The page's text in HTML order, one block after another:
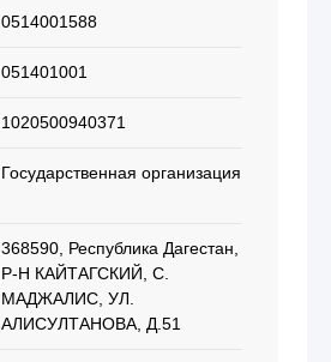
0514001588
051401001
1020500940371
Государственная организация
368590, Республика Дагестан,
Р-Н КАЙТАГСКИЙ, С.
МАДЖАЛИС, УЛ.
АЛИСУЛТАНОВА, Д.51